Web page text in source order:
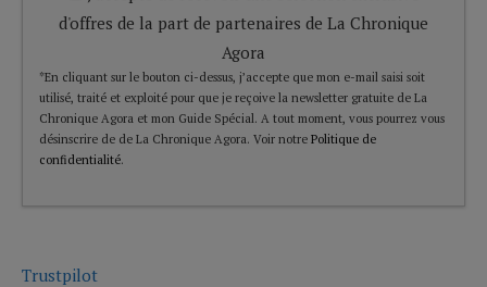
d'offres de la part de partenaires de La Chronique
Agora
*En cliquant sur le bouton ci-dessus, j’accepte que mon e-mail saisi soit
utilisé, traité et exploité pour que je reçoive la newsletter gratuite de La
Chronique Agora et mon Guide Spécial. A tout moment, vous pourrez vous
désinscrire de de La Chronique Agora. Voir notre Politique de
confidentialité.
Trustpilot